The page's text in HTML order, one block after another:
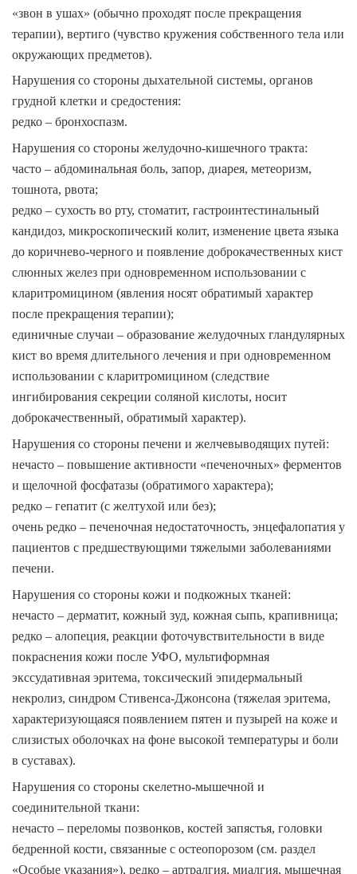
«звон в ушах» (обычно проходят после прекращения
терапии), вертиго (чувство кружения собственного тела или
окружающих предметов).
Нарушения со стороны дыхательной системы, органов
грудной клетки и средостения:
редко – бронхоспазм.
Нарушения со стороны желудочно-кишечного тракта:
часто – абдоминальная боль, запор, диарея, метеоризм,
тошнота, рвота;
редко – сухость во рту, стоматит, гастроинтестинальный
кандидоз, микроскопический колит, изменение цвета языка
до коричнево-черного и появление доброкачественных кист
слюнных желез при одновременном использовании с
кларитромицином (явления носят обратимый характер
после прекращения терапии);
единичные случаи – образование желудочных гландулярных
кист во время длительного лечения и при одновременном
использовании с кларитромицином (следствие
ингибирования секреции соляной кислоты, носит
доброкачественный, обратимый характер).
Нарушения со стороны печени и желчевыводящих путей:
нечасто – повышение активности «печеночных» ферментов
и щелочной фосфатазы (обратимого характера);
редко – гепатит (с желтухой или без);
очень редко – печеночная недостаточность, энцефалопатия у
пациентов с предшествующими тяжелыми заболеваниями
печени.
Нарушения со стороны кожи и подкожных тканей:
нечасто – дерматит, кожный зуд, кожная сыпь, крапивница;
редко – алопеция, реакции фоточувствительности в виде
покраснения кожи после УФО, мультиформная
экссудативная эритема, токсический эпидермальный
некролиз, синдром Стивенса-Джонсона (тяжелая эритема,
характеризующаяся появлением пятен и пузырей на коже и
слизистых оболочках на фоне высокой температуры и боли
в суставах).
Нарушения со стороны скелетно-мышечной и
соединительной ткани:
нечасто – переломы позвонков, костей запястья, головки
бедренной кости, связанные с остеопорозом (см. раздел
«Особые указания»), редко – артралгия, миалгия, мышечная